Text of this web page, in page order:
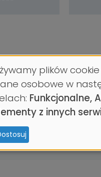
plików
osobowe w
Funkcjonalne,
z innych